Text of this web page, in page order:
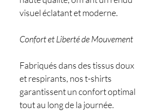
visuel éclatant et moderne.
Confort et Liberté de Mouvement
Fabriqués dans des tissus doux
et respirants, nos t-shirts
garantissent un confort optimal
tout au long de la journée.